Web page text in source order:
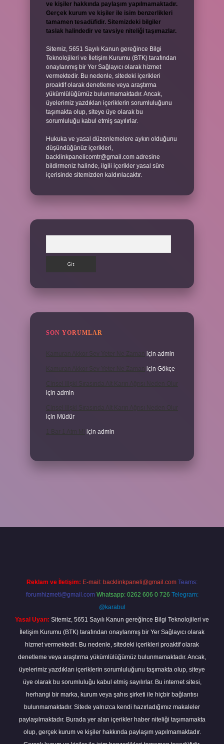
ve kişiler hakkında paylaşım yapılmamaktadır.
Gerçek kurum ve kişiler ile isim benzerlikleri
tamamen tesadüfidir. Sitemizdeki bilgiler
taslak halindedir ve tavsiye niteliği taşımazlar.
Sitemiz, 5651 Sayılı Kanun gereğince Bilgi
Teknolojileri ve İletişim Kurumu (BTK) tarafından
onaylanmış bir Yer Sağlayıcı olarak hizmet
vermektedir. Bu nedenle, sitedeki içerikleri
proaktif olarak denetleme veya araştırma
yükümlülüğümüz bulunmamaktadır. Ancak,
üyelerimiz yazdıkları içeriklerin sorumluluğunu
taşımakta olup, siteye üye olarak bu
sorumluluğu kabul etmiş sayılırlar.
Hukuka ve yasal düzenlemelere aykırı olduğunu
düşündüğünüz içerikleri,
backlinkpanelicomtr@gmail.com adresine
bildirmeniz halinde, ilgili içerikler yasal süre
içerisinde sitemizden kaldırılacaktır.
SON YORUMLAR
için admin
için Gökçe
için admin
için Müdür
için admin
Reklam ve İletişim: E-mail: backlinkpaneli@gmail.com Teams:
forumhizmeti@gmail.com Whatsapp: 0262 606 0 726 Telegram:
@karabul
Yasal Uyarı: Sitemiz, 5651 Sayılı Kanun gereğince Bilgi Teknolojileri ve
İletişim Kurumu (BTK) tarafından onaylanmış bir Yer Sağlayıcı olarak
hizmet vermektedir. Bu nedenle, sitedeki içerikleri proaktif olarak
denetleme veya araştırma yükümlülüğümüz bulunmamaktadır. Ancak,
üyelerimiz yazdıkları içeriklerin sorumluluğunu taşımakta olup, siteye
üye olarak bu sorumluluğu kabul etmiş sayılırlar. Bu internet sitesi,
herhangi bir marka, kurum veya şahıs şirketi ile hiçbir bağlantısı
bulunmamaktadır. Sitede yalnızca kendi hazırladığımız makaleler
paylaşılmaktadır. Burada yer alan içerikler haber niteliği taşımamakta
olup, gerçek kurum ve kişiler hakkında paylaşım yapılmamaktadır.